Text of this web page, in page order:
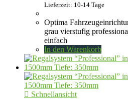
Lieferzeit: 10-14 Tage
Optima
grau vierstufig
einfach
In den Warenkorb
Schnellansicht